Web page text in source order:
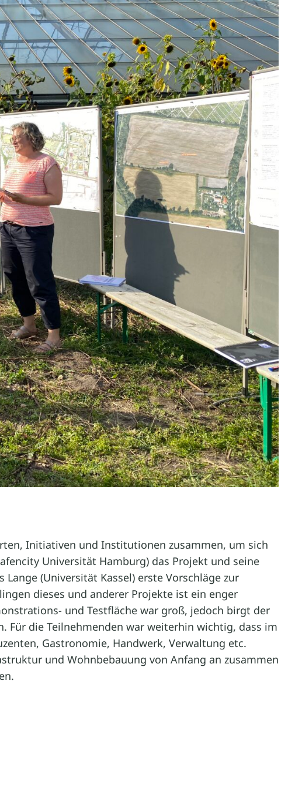
Initiativen und Institutionen zusammen, um sich
Universität Hamburg) das Projekt und seine
(Universität Kassel) erste Vorschläge zur
dieses und anderer Projekte ist ein enger
und Testfläche war groß, jedoch birgt der
Für die Teilnehmenden war weiterhin wichtig, dass im
Gastronomie, Handwerk, Verwaltung etc.
und Wohnbebauung von Anfang an zusammen